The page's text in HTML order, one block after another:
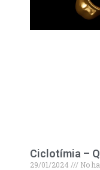
Ciclotímia –
29/01/2024
No